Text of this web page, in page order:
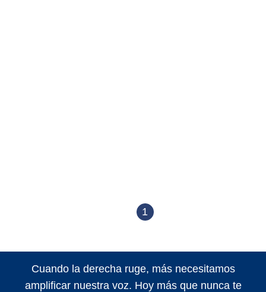
1
Cuando la derecha ruge, más necesitamos
amplificar nuestra voz. Hoy más que nunca te